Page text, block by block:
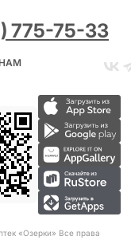
775-75-33
«Озерки» Все права